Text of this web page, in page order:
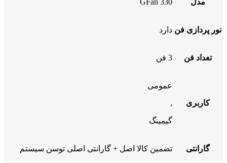
مدل GFan 330
نور پردازی فن دارد
تعداد فن 3 فن
کاربری
عمومی
,
گیمینگ
گارانتی تضمین کالا اصل + گارانتی اصلی توسن سیستم